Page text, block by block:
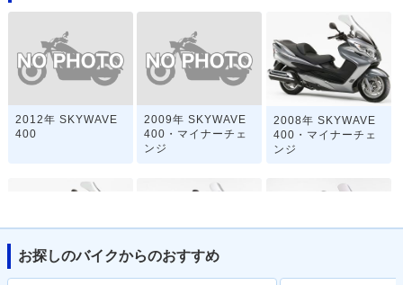
2012年 SKYWAVE
400
2009年 SKYWAVE
400・マイナーチェ
ンジ
2008年 SKYWAVE
400・マイナーチェ
ンジ
お探しのバイクからのおすすめ